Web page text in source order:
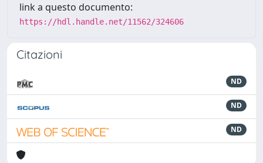
link a questo documento:
https://hdl.handle.net/11562/324606
Citazioni
ND
ND
ND